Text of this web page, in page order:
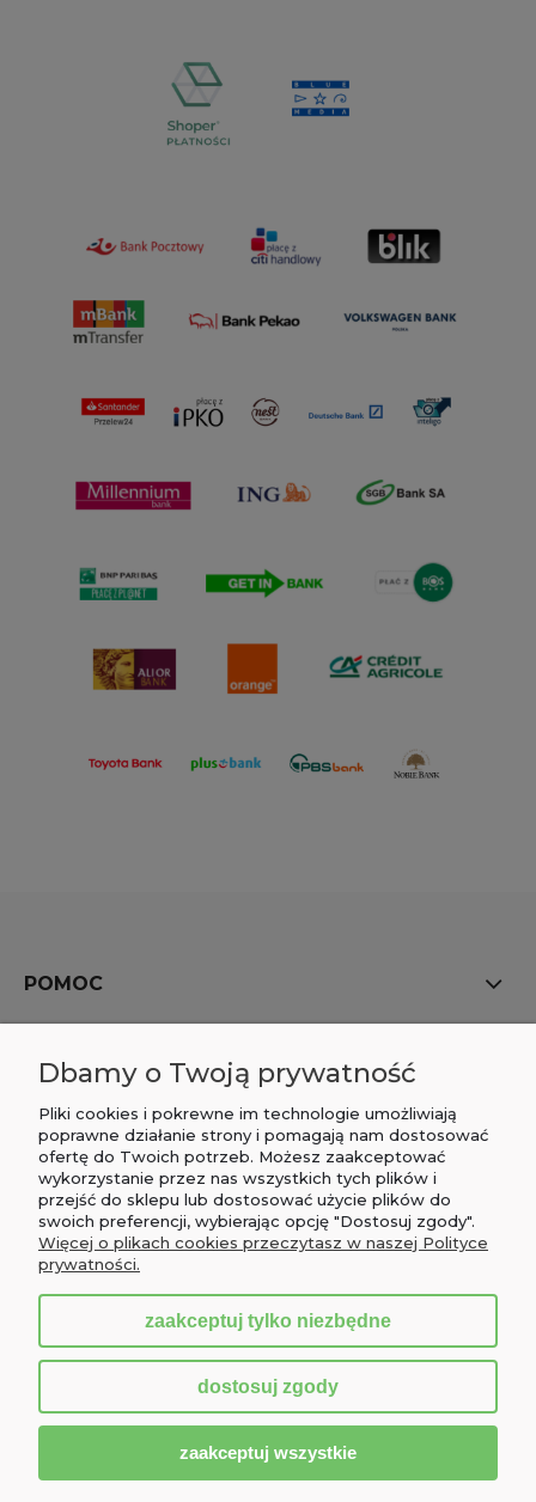
POMOC
INFORMACJE
O NAS
Sklep internetowy Shoper.pl
Dbamy o Twoją prywatność
Pliki cookies i pokrewne im technologie umożliwiają
poprawne działanie strony i pomagają nam dostosować
ofertę do Twoich potrzeb. Możesz zaakceptować
wykorzystanie przez nas wszystkich tych plików i
przejść do sklepu lub dostosować użycie plików do
swoich preferencji, wybierając opcję "Dostosuj zgody".
Więcej o plikach cookies przeczytasz w naszej Polityce
prywatności.
zaakceptuj tylko niezbędne
dostosuj zgody
zaakceptuj wszystkie